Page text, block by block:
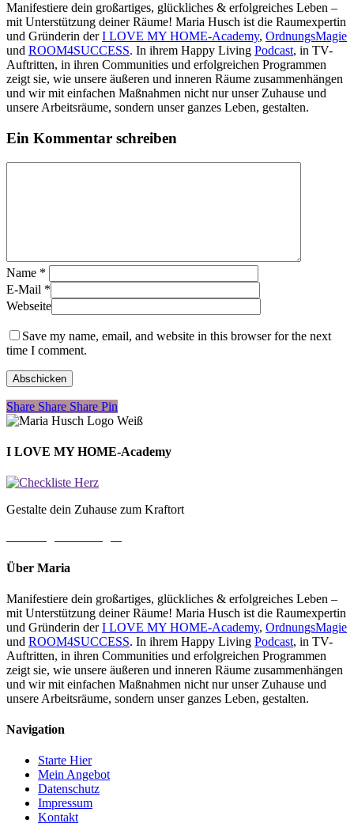
Manifestiere dein großartiges, glückliches & erfolgreiches Leben –
mit Unterstützung deiner Räume! Maria Husch ist die Raumexpertin
und Gründerin derI LOVE MY HOME-Academy, OrdnungsMagie
und ROOM4SUCCESS. In ihrem Happy Living Podcast, in TV-
Auftritten, in ihren Communities und erfolgreichen Programmen
zeigt sie, wie unsere äußeren und inneren Räume zusammenhängen
und wir mit einfachen Maßnahmen nicht nur unser Zuhause und
unsere Arbeitsräume, sondern unser ganzes Leben, gestalten.
Ein Kommentar schreiben
Name *
E-Mail *
Webseite
Save my name, email, and website in this browser for the next
time I comment.
Share
Share Share Share Pin
I LOVE MY HOME-Academy
Gestalte dein Zuhause zum Kraftort
Über Maria
Manifestiere dein großartiges, glückliches & erfolgreiches Leben –
mit Unterstützung deiner Räume! Maria Husch ist die Raumexpertin
und Gründerin derI LOVE MY HOME-Academy, OrdnungsMagie
und ROOM4SUCCESS. In ihrem Happy Living Podcast, in TV-
Auftritten, in ihren Communities und erfolgreichen Programmen
zeigt sie, wie unsere äußeren und inneren Räume zusammenhängen
und wir mit einfachen Maßnahmen nicht nur unser Zuhause und
unsere Arbeitsräume, sondern unser ganzes Leben, gestalten.
Navigation
Starte Hier
Mein Angebot
Datenschutz
Impressum
Kontakt